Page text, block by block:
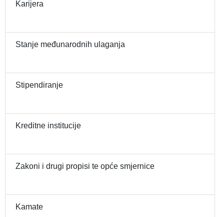
Karijera
Stanje međunarodnih ulaganja
Stipendiranje
Kreditne institucije
Zakoni i drugi propisi te opće smjernice
Kamate